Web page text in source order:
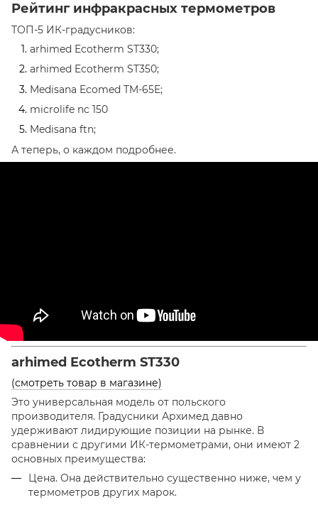
Рейтинг инфракрасных термометров
ТОП-5 ИК-градусников:
arhimed Ecotherm ST330;
arhimed Ecotherm ST350;
Medisana Ecomed TM-65E;
microlife nc 150
Medisana ftn;
А теперь, о каждом подробнее.
arhimed Ecotherm ST330
(смотреть товар в магазине)
Это универсальная модель от польского
производителя. Градусники Архимед давно
удерживают лидирующие позиции на рынке. В
сравнении с другими ИК-термометрами, они имеют 2
основных преимущества:
Цена. Она действительно существенно ниже, чем у
термометров других марок.